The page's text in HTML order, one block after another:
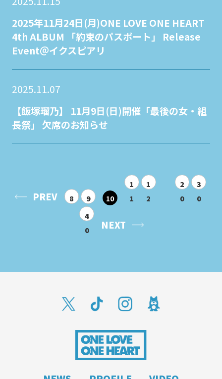
2025年11月24日(月)ONE LOVE ONE HEART
4th ALBUM 「約束のパスポート」 Release
Event＠イクスピアリ
2025.11.07
【飯塚瑠乃】 11月9日(日)開催「最後の女・組
長祭」 欠席のお知らせ
PREV 8 9 10
1
1
1
2
2
0
3
0
4
0
NEXT